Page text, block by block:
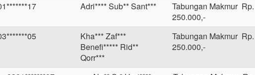
Adri**** Sub** Sant***
Tabungan Makmur Rp.
250.000,-
Kha*** Zaf***
Benefi***** Rid**
Qorr***
Tabungan Makmur Rp.
250.000,-